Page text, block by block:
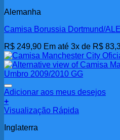
Alemanha
Camisa Borussia Dortmund/
R$ 249,90 Em até 3x de R$
Adicionar aos meus desejos
+
Visualização Rápida
Inglaterra